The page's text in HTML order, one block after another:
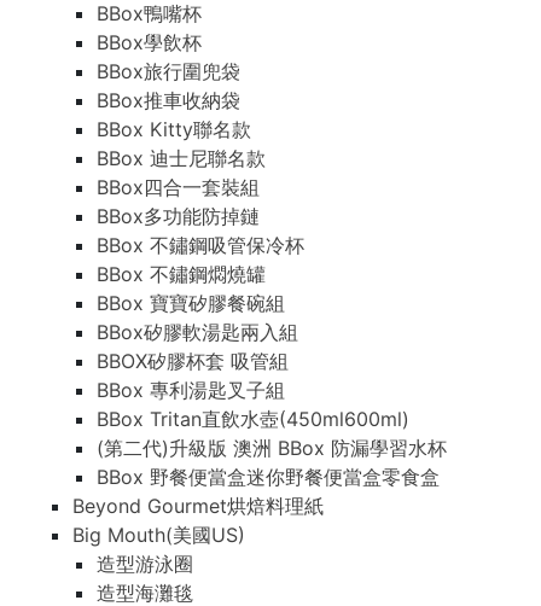
BBox鴨嘴杯
BBox學飲杯
BBox旅行圍兜袋
BBox推車收納袋
BBox Kitty聯名款
BBox 迪士尼聯名款
BBox四合一套裝組
BBox多功能防掉鏈
BBox 不鏽鋼吸管保冷杯
BBox 不鏽鋼燜燒罐
BBox 寶寶矽膠餐碗組
BBox矽膠軟湯匙兩入組
BBOX矽膠杯套 吸管組
BBox 專利湯匙叉子組
BBox Tritan直飲水壺(450ml600ml)
(第二代)升級版 澳洲 BBox 防漏學習水杯
BBox 野餐便當盒迷你野餐便當盒零食盒
Beyond Gourmet烘焙料理紙
Big Mouth(美國US)
造型游泳圈
造型海灘毯